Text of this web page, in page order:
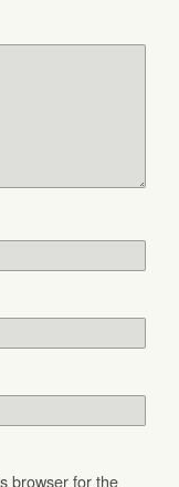
browser for the